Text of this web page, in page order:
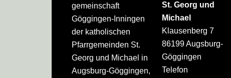
gemeinschaft
Göggingen-Inningen
der katholischen
Pfarrgemeinden St.
Georg und Michael in
Augsburg-Göggingen,
St. Georg und
Michael
Klausenberg 7
86199 Augsburg-
Göggingen
Telefon